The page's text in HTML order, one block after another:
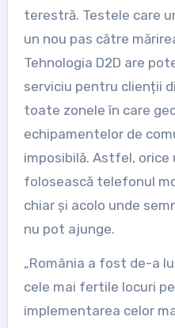
terestră. Testele care
un nou pas către
Tehnologia D2D are
serviciu pentru clienții
toate zonele în care
echipamentelor de
imposibilă. Astfel,
folosească telefonul
chiar și acolo unde
nu pot ajunge.
„România a fost de-a
cele mai fertile locuri
implementarea celor